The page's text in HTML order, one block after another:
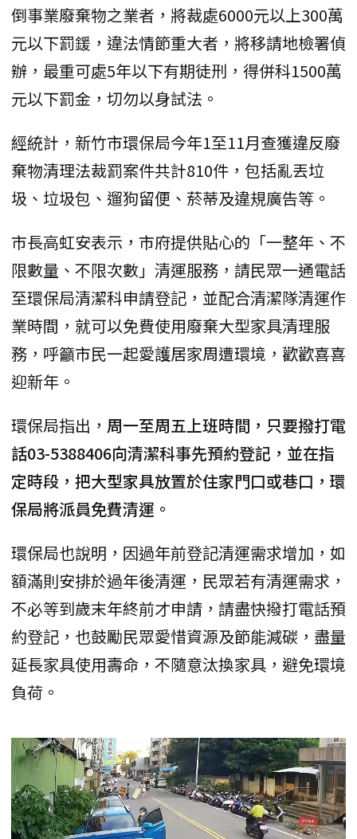
倒事業廢棄物之業者，將裁處6000元以上300萬
元以下罰鍰，違法情節重大者，將移請地檢署偵
辦，最重可處5年以下有期徒刑，得併科1500萬
元以下罰金，切勿以身試法。
經統計，新竹市環保局今年1至11月查獲違反廢
棄物清理法裁罰案件共計810件，包括亂丟垃
圾、垃圾包、遛狗留便、菸蒂及違規廣告等。
市長高虹安表示，市府提供貼心的「一整年、不
限數量、不限次數」清運服務，請民眾一通電話
至環保局清潔科申請登記，並配合清潔隊清運作
業時間，就可以免費使用廢棄大型家具清理服
務，呼籲市民一起愛護居家周遭環境，歡歡喜喜
迎新年。
環保局指出， 周一至周五上班時間，只要撥打電
話03-5388406向清潔科事先預約登記，並在指
定時段，把大型家具放置於住家門口或巷口，環
保局將派員免費清運。
環保局也說明，因過年前登記清運需求增加，如
額滿則安排於過年後清運，民眾若有清運需求，
不必等到歲末年終前才申請，請盡快撥打電話預
約登記，也鼓勵民眾愛惜資源及節能減碳，盡量
延長家具使用壽命，不隨意汰換家具，避免環境
負荷。